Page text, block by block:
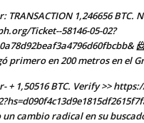
TRANSACTION 1,246656 BTC.
Ticket--58146-05-02?
primero en 200 metros en el
+ 1,50516 BTC. Verify >>
un cambio radical en su